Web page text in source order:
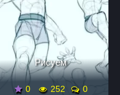
Рисуем
0 252 0